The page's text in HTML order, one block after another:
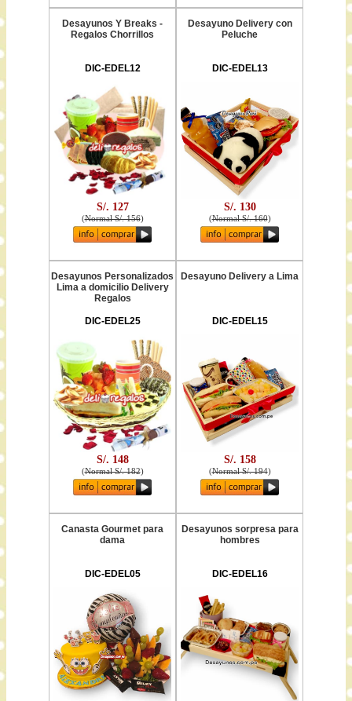
Desayunos Y Breaks -
Regalos Chorrillos
DIC-EDEL12
S/. 127
(Normal S/. 156)
Desayuno Delivery con
Peluche
DIC-EDEL13
S/. 130
(Normal S/. 160)
Desayunos Personalizados
Lima a domicilio Delivery
Regalos
DIC-EDEL25
S/. 148
(Normal S/. 182)
Desayuno Delivery a Lima
DIC-EDEL15
S/. 158
(Normal S/. 194)
Canasta Gourmet para
dama
DIC-EDEL05
Desayunos sorpresa para
hombres
DIC-EDEL16